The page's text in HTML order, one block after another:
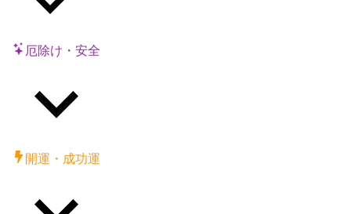
厄除け・安全
開運・成功運